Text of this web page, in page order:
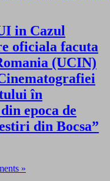
in Cazul
oficiala facuta
(UCIN)
în
epoca de
din Bocsa”
»